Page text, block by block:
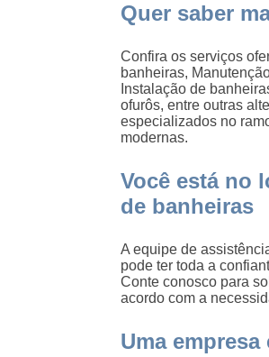
Quer saber
Confira os serviços
banheiras,
Instalação de
ofurôs, entre outras
especializados no
modernas.
Você está no
de banheiras
A equipe de
pode ter toda a
Conte conosco para
acordo com a
Uma